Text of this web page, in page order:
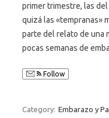
primer trimestre, las
quizá las «tempranas»
parte del relato de una
pocas semanas de
Follow
Category: Embarazo y